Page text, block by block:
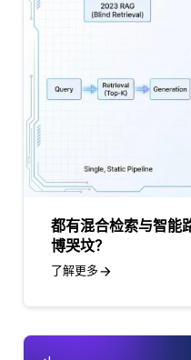
都有混合检索与智能
博哭坟？
了解更多